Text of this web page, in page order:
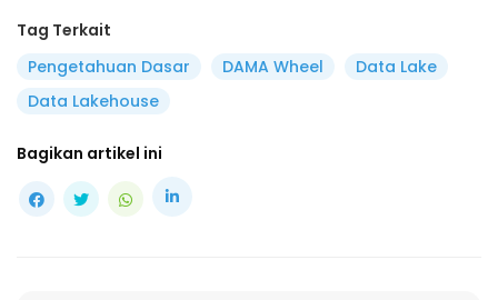
Tag Terkait
Pengetahuan Dasar
DAMA Wheel
Data Lake
Data Lakehouse
Bagikan artikel ini